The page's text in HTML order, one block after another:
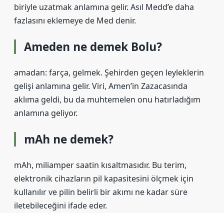
biriyle uzatmak anlamına gelir. Asıl Medd’e daha
fazlasını eklemeye de Med denir.
Ameden ne demek Bolu?
amadan: farça, gelmek. Şehirden geçen leyleklerin
gelişi anlamına gelir. Viri, Amen’in Zazacasında
aklıma geldi, bu da muhtemelen onu hatırladığım
anlamına geliyor.
mAh ne demek?
mAh, miliamper saatin kısaltmasıdır. Bu terim,
elektronik cihazların pil kapasitesini ölçmek için
kullanılır ve pilin belirli bir akımı ne kadar süre
iletebileceğini ifade eder.